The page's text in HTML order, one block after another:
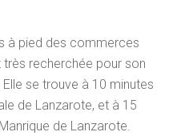
à pied des commerces
recherchée pour son
se trouve à 10 minutes
de Lanzarote, et à 15
de Lanzarote.